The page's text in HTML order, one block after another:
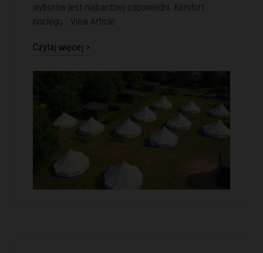
wyborów jest najbardziej odpowiedni. Komfort
noclegu… View Article
Czytaj więcej >